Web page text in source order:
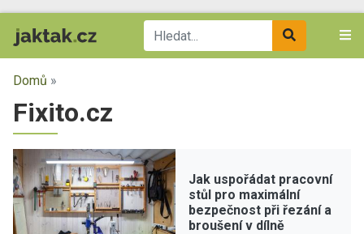
Domů »
Fixito.cz
Jak uspořádat pracovní
stůl pro maximální
bezpečnost při řezání a
broušení v dílně